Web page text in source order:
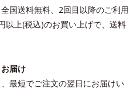
国送料無料、2回目以降のご利用
以上(税込)のお買い上げで、送料
届け
最短でご注文の翌日にお届けい